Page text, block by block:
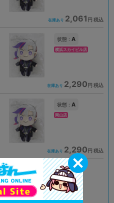
在庫あり 2,061 円 税込
状態 : A
横浜スカイビル店
在庫あり 2,290円 税込
状態 : A
岡山店
在庫あり 2,290円 税込
状態 :A
札幌店本館